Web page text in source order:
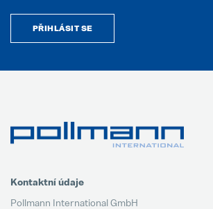
PŘIHLÁSIT SE
Kontaktní údaje
Pollmann International GmbH